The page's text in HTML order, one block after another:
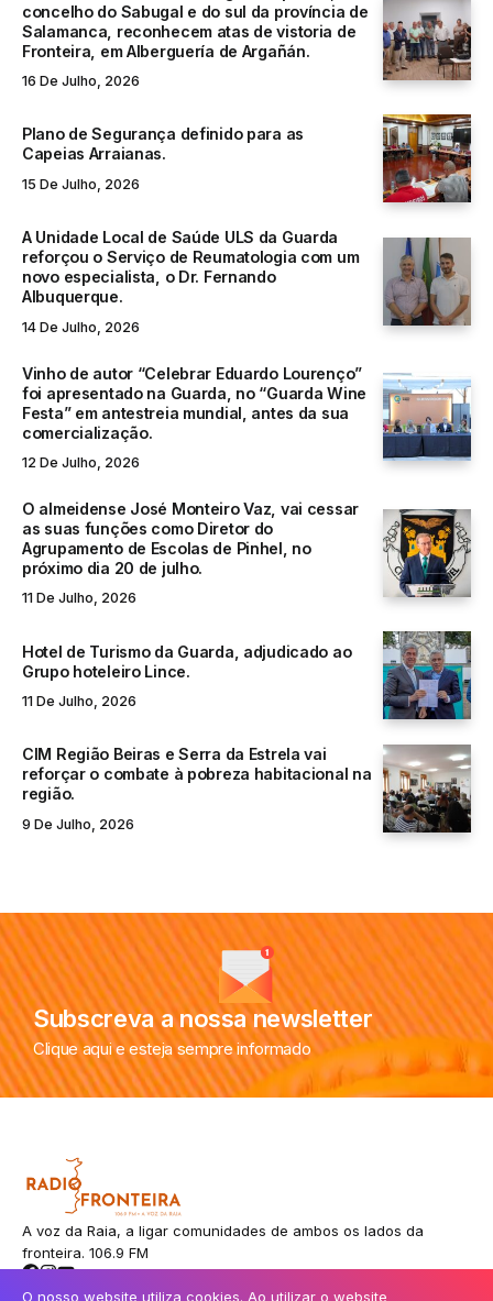
concelho do Sabugal e do sul da província de
Salamanca, reconhecem atas de vistoria de
Fronteira, em Alberguería de Argañán.
16 De Julho, 2026
Plano de Segurança definido para as
Capeias Arraianas.
15 De Julho, 2026
A Unidade Local de Saúde ULS da Guarda
reforçou o Serviço de Reumatologia com um
novo especialista, o Dr. Fernando
Albuquerque.
14 De Julho, 2026
Vinho de autor “Celebrar Eduardo Lourenço”
foi apresentado na Guarda, no “Guarda Wine
Festa” em antestreia mundial, antes da sua
comercialização.
12 De Julho, 2026
O almeidense José Monteiro Vaz, vai cessar
as suas funções como Diretor do
Agrupamento de Escolas de Pinhel, no
próximo dia 20 de julho.
11 De Julho, 2026
Hotel de Turismo da Guarda, adjudicado ao
Grupo hoteleiro Lince.
11 De Julho, 2026
CIM Região Beiras e Serra da Estrela vai
reforçar o combate à pobreza habitacional na
região.
9 De Julho, 2026
Subscreva a nossa newsletter
Clique aqui e esteja sempre informado
A voz da Raia, a ligar comunidades de ambos os lados da
fronteira. 106.9 FM
O nosso website utiliza cookies. Ao utilizar o website